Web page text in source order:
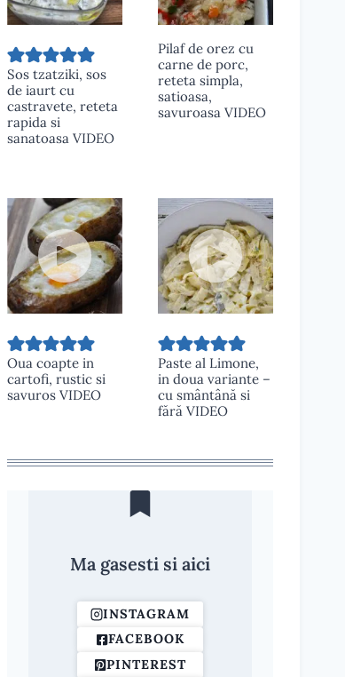
Sos tzatziki, sos
de iaurt cu
castravete, reteta
rapida si
sanatoasa VIDEO
Pilaf de orez cu
carne de porc,
reteta simpla,
satioasa,
savuroasa VIDEO
Oua coapte in
cartofi, rustic si
savuros VIDEO
Paste al Limone,
in doua variante –
cu smântână si
fără VIDEO
Ma gasesti si aici
INSTAGRAM
FACEBOOK
PINTEREST